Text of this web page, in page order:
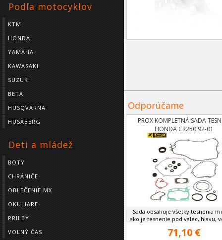
Podľa motocyklov
KTM
HONDA
YAMAHA
KAWASAKI
SUZUKI
BETA
HUSQVARNA
HUSABERG
Deti a mládež
BOTY
CHRÁNIČE
OBLEČENIE MX
OKULIARE
PRILBY
VOĽNÝ ČAS
Odporúčame
PROX KOMPLETNÁ SADA
HONDA CR250 92-01
Sada obsahuje všetky tesnenia
ako je tesnenie pod valec, hlavu,
71,10 €